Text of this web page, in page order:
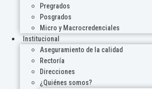
Pregrados
Posgrados
Micro y Macrocredenciales
Institucional
Aseguramiento de la calidad
Rectoría
Direcciones
¿Quiénes somos?